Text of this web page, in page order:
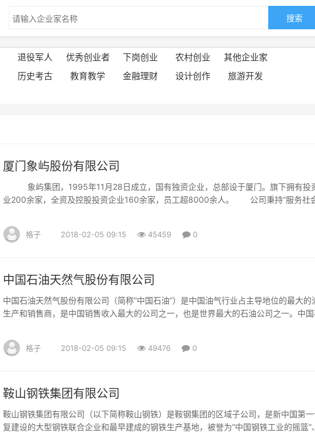
搜索
退役军人 优秀创业者 下岗创业 农村创业
其他企业家
历史考古 教育教学 金融理财 设计创作 旅游开发
厦门象屿股份有限公司
象屿集团，1995年11月28日成立，国有独资企业，总部设于厦门。旗下拥有投
业200余家，全资及控股投资企业160余家，员工超8000余人。 公司秉持“服务社
涉及供应链管理及流通服务、公共服务平台及产业地产开发、房地产、类金融服务及股
资等现代服务业...
格子 2018-02-05 09:15 45459 0
中国石油天然气股份有限公司
中国石油天然气股份有限公司（简称“中国石油”）是中国油气行业占主导地位的最大的
生产和销售商，是中国销售收入最大的公司之一，也是世界最大的石油公司之一。中国
石油天然气集团公司独家发起设立的股份有限公司，成立于1999年11月5日。中国石油
的美国存托股份及H股于2000年4月6日及4月7日分别在纽约证券交易所有...
格子 2018-02-05 09:15 49476 0
鞍山钢铁集团有限公司
鞍山钢铁集团有限公司（以下简称鞍山钢铁）是鞍钢集团的区域子公司，是新中国第
复建设的大型钢铁联合企业和最早建成的钢铁生产基地，被誉为“中国钢铁工业的摇篮”